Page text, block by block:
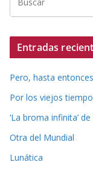
Entradas
Pero, hasta
Por los viejos
‘La broma infinita’
Otra del Mundial
Lunática